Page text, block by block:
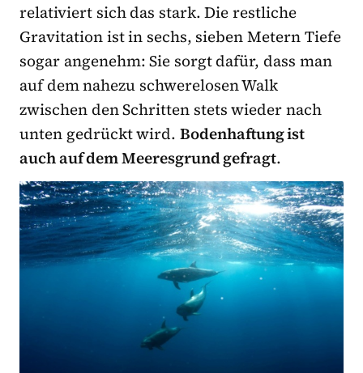
relativiert sich das stark. Die restliche
Gravitation ist in sechs, sieben Metern Tiefe
sogar angenehm: Sie sorgt dafür, dass man
auf dem nahezu schwerelosen Walk
zwischen den Schritten stets wieder nach
unten gedrückt wird. Bodenhaftung ist
auch auf dem Meeresgrund gefragt.